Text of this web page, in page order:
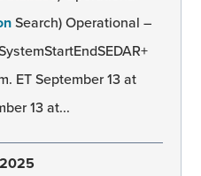
Search) Operational –
ET September 13 at
13 at...